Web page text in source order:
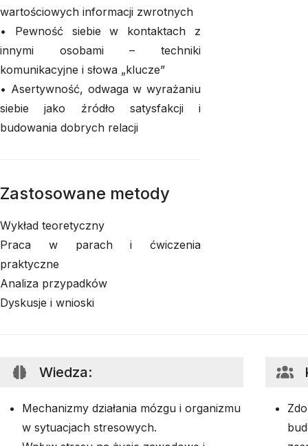
wartościowych informacji zwrotnych
• Pewność siebie w kontaktach z
innymi osobami – techniki
komunikacyjne i słowa „klucze”
• Asertywność, odwaga w wyrażaniu
siebie jako źródło satysfakcji i
budowania dobrych relacji
Zastosowane metody
Wykład teoretyczny
Praca w parach i ćwiczenia
praktyczne
Analiza przypadków
Dyskusje i wnioski
Wiedza:
Mechanizmy działania mózgu i organizmu
w sytuacjach stresowych.